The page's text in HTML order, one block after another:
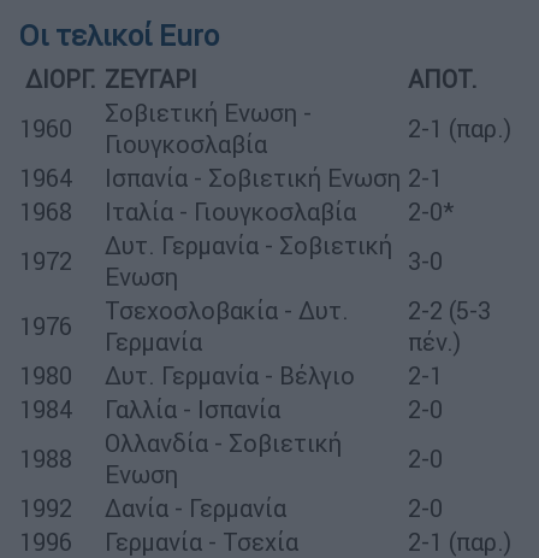
Οι τελικοί Euro
ΔΙΟΡΓ. ΖΕΥΓΑΡΙ
ΑΠΟΤ.
1960
Σοβιετική Ενωση -
Γιουγκοσλαβία
2-1 (παρ.)
1964
Ισπανία - Σοβιετική Ενωση 2-1
1968
Ιταλία - Γιουγκοσλαβία
2-0*
1972
Δυτ. Γερμανία - Σοβιετική
Ενωση
3-0
1976
Τσεχοσλοβακία - Δυτ.
Γερμανία
2-2 (5-3
πέν.)
1980
Δυτ. Γερμανία - Βέλγιο
2-1
1984
Γαλλία - Ισπανία
2-0
1988
Ολλανδία - Σοβιετική
Ενωση
2-0
1992
Δανία - Γερμανία
2-0
1996
Γερμανία - Τσεχία
2-1 (παρ.)